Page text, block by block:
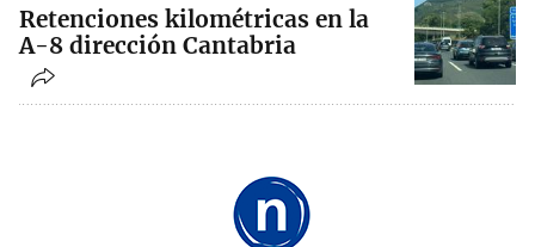
Retenciones kilométricas en la
A-8 dirección Cantabria